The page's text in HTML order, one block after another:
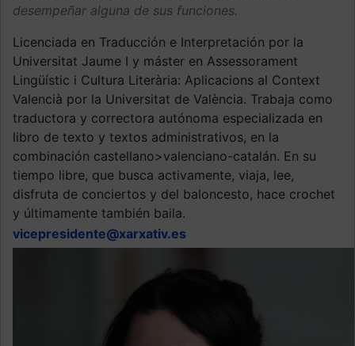
desempeñar alguna de sus funciones.
Licenciada en Traducción e Interpretación por la
Universitat Jaume I y máster en Assessorament
Lingüístic i Cultura Literària: Aplicacions al Context
Valencià por la Universitat de València. Trabaja como
traductora y correctora autónoma especializada en
libro de texto y textos administrativos, en la
combinación castellano>valenciano-catalán. En su
tiempo libre, que busca activamente, viaja, lee,
disfruta de conciertos y del baloncesto, hace crochet
y últimamente también baila.
vicepresidente@xarxativ.es